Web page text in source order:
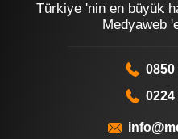
Türkiye 'nin en büyük
Medyaweb
0850
0224